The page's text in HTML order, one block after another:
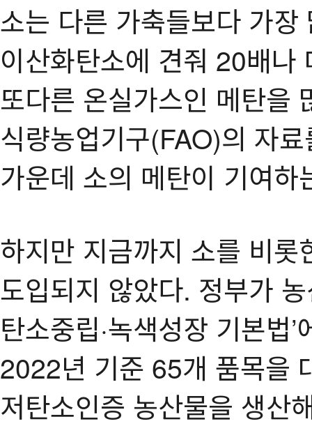
소는 다른 가축들보다 가
이산화탄소에 견줘 20배나
또다른 온실가스인 메탄을
식량농업기구(FAO)의 자
가운데 소의 메탄이 기여
하지만 지금까지 소를 비
도입되지 않았다. 정부가
탄소중립·녹색성장 기본법
2022년 기준 65개 품목을
저탄소인증 농산물을 생산